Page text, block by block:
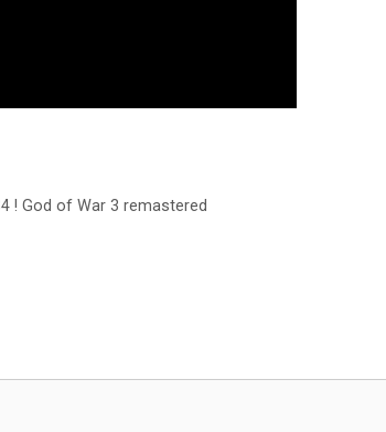
! God of War 3 remastered